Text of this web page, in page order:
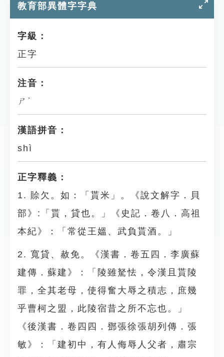
教育部異體字字典
字級：
正字
注音：
ㄕˋ
漢語拼音：
shì
正字釋義：
1. 賒欠。如：「貰米」。《說文解字．貝
部》:「貰，貸也。」《史記．卷八．高祖
本紀》：「常從王媼、武負貰酒。」
2. 寬貸、赦免。《漢書．卷五四．李廣蘇
建傳．蘇建》：「陵雖駑怯，令漢且貰陵
罪，全其老母，使得奮大辱之積志，庶幾
乎曹柯之盟，此陵宿昔之所不忘也。」
《後漢書．卷四四．鄧張徐張胡列傳．張
敏》：「建初中，有人侮辱人父者，肅宗